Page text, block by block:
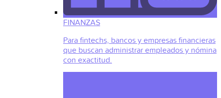
FINANZAS
Para fintechs, bancos y empresas financieras
que buscan administrar empleados y nómina
con exactitud.